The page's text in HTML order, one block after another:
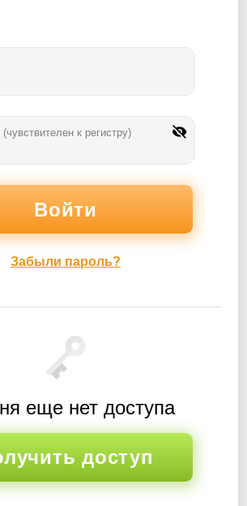
(чувствителен к регистру)
Забыли пароль?
еще нет доступа
доступ